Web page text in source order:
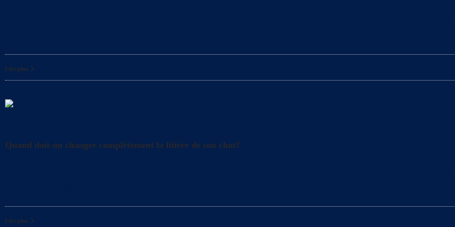
Lire plus
Quand doit-on changer complètement la litière de son chat?
Lire plus